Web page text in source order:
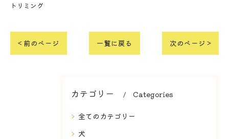
トリミング
< 前のページ 一覧に戻る 次のページ >
カテゴリー Categories
全てのカテゴリー
犬